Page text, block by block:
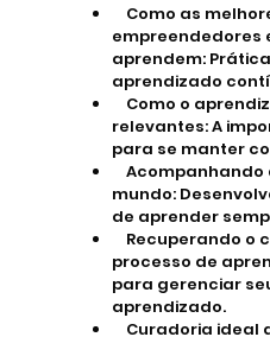
Como as
empreendedores
aprendem:
aprendizado
Como o
relevantes: A
para se manter
Acompanhando
mundo:
de aprender
Recuperando o
processo de
para gerenciar
aprendizado.
Curadoria ideal